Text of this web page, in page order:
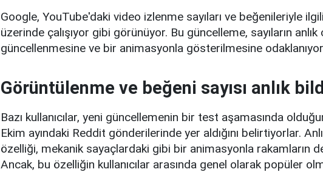
Google, YouTube'daki video izlenme sayıları ve beğenileriyle
üzerinde çalışıyor gibi görünüyor. Bu güncelleme, sayıların anlık
güncellenmesine ve bir animasyonla gösterilmesine
Görüntülenme ve beğeni sayısı anlık
Bazı kullanıcılar, yeni güncellemenin bir test aşamasında
Ekim ayındaki Reddit gönderilerinde yer aldığını belirtiyorlar.
özelliği, mekanik sayaçlardaki gibi bir animasyonla rakamların
Ancak, bu özelliğin kullanıcılar arasında genel olarak popüler